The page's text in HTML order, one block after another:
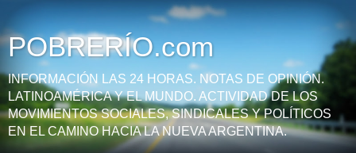
POBRERÍO.com
INFORMACIÓN LAS 24 HORAS. NOTAS DE OPINIÓN.
LATINOAMÉRICA Y EL MUNDO. ACTIVIDAD DE LOS
MOVIMIENTOS SOCIALES, SINDICALES Y POLÍTICOS
EN EL CAMINO HACIA LA NUEVA ARGENTINA.